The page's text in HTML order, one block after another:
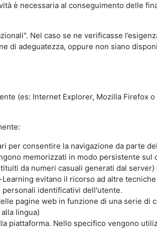
è necessaria al conseguimento delle
Nel caso se ne verificasse
di adeguatezza, oppure non siano
(es: Internet Explorer, Mozilla Firefox
consentire la navigazione da parte
memorizzati in modo persistente
da numeri casuali generati dal
evitano il ricorso ad altre
identificativi dell'utente.
pagine web in funzione di una serie
lingua)
piattaforma. Nello specifico vengono